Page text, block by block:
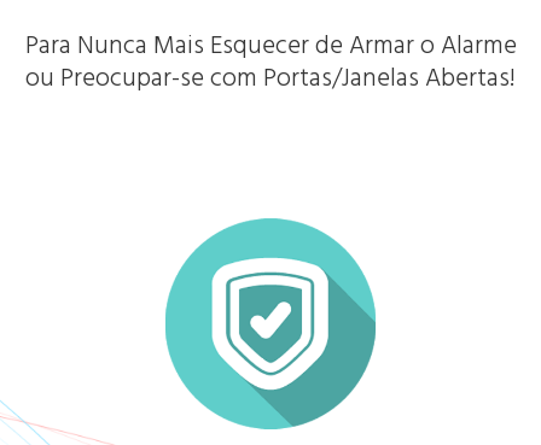
Para Nunca Mais Esquecer de Armar o Alarme
ou Preocupar-se com Portas/Janelas Abertas!